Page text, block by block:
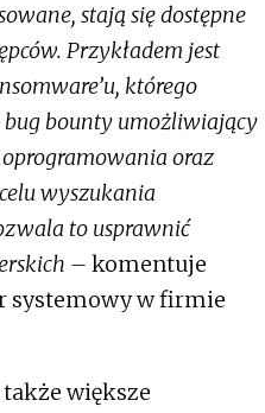
stają się dostępne
Przykładem jest
którego
bounty umożliwiający
oraz
wyszukania
to usprawnić
– komentuje
systemowy w firmie
większe